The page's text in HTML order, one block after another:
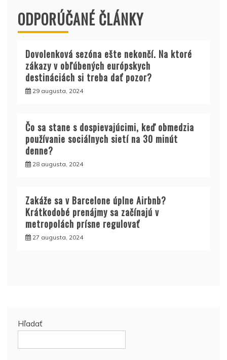
ODPORÚČANÉ ČLÁNKY
Dovolenková sezóna ešte nekončí. Na ktoré
zákazy v obľúbených európskych
destináciách si treba dať pozor?
29 augusta, 2024
Čo sa stane s dospievajúcimi, keď obmedzia
používanie sociálnych sietí na 30 minút
denne?
28 augusta, 2024
Zakáže sa v Barcelone úplne Airbnb?
Krátkodobé prenájmy sa začínajú v
metropolách prísne regulovať
27 augusta, 2024
Hľadať